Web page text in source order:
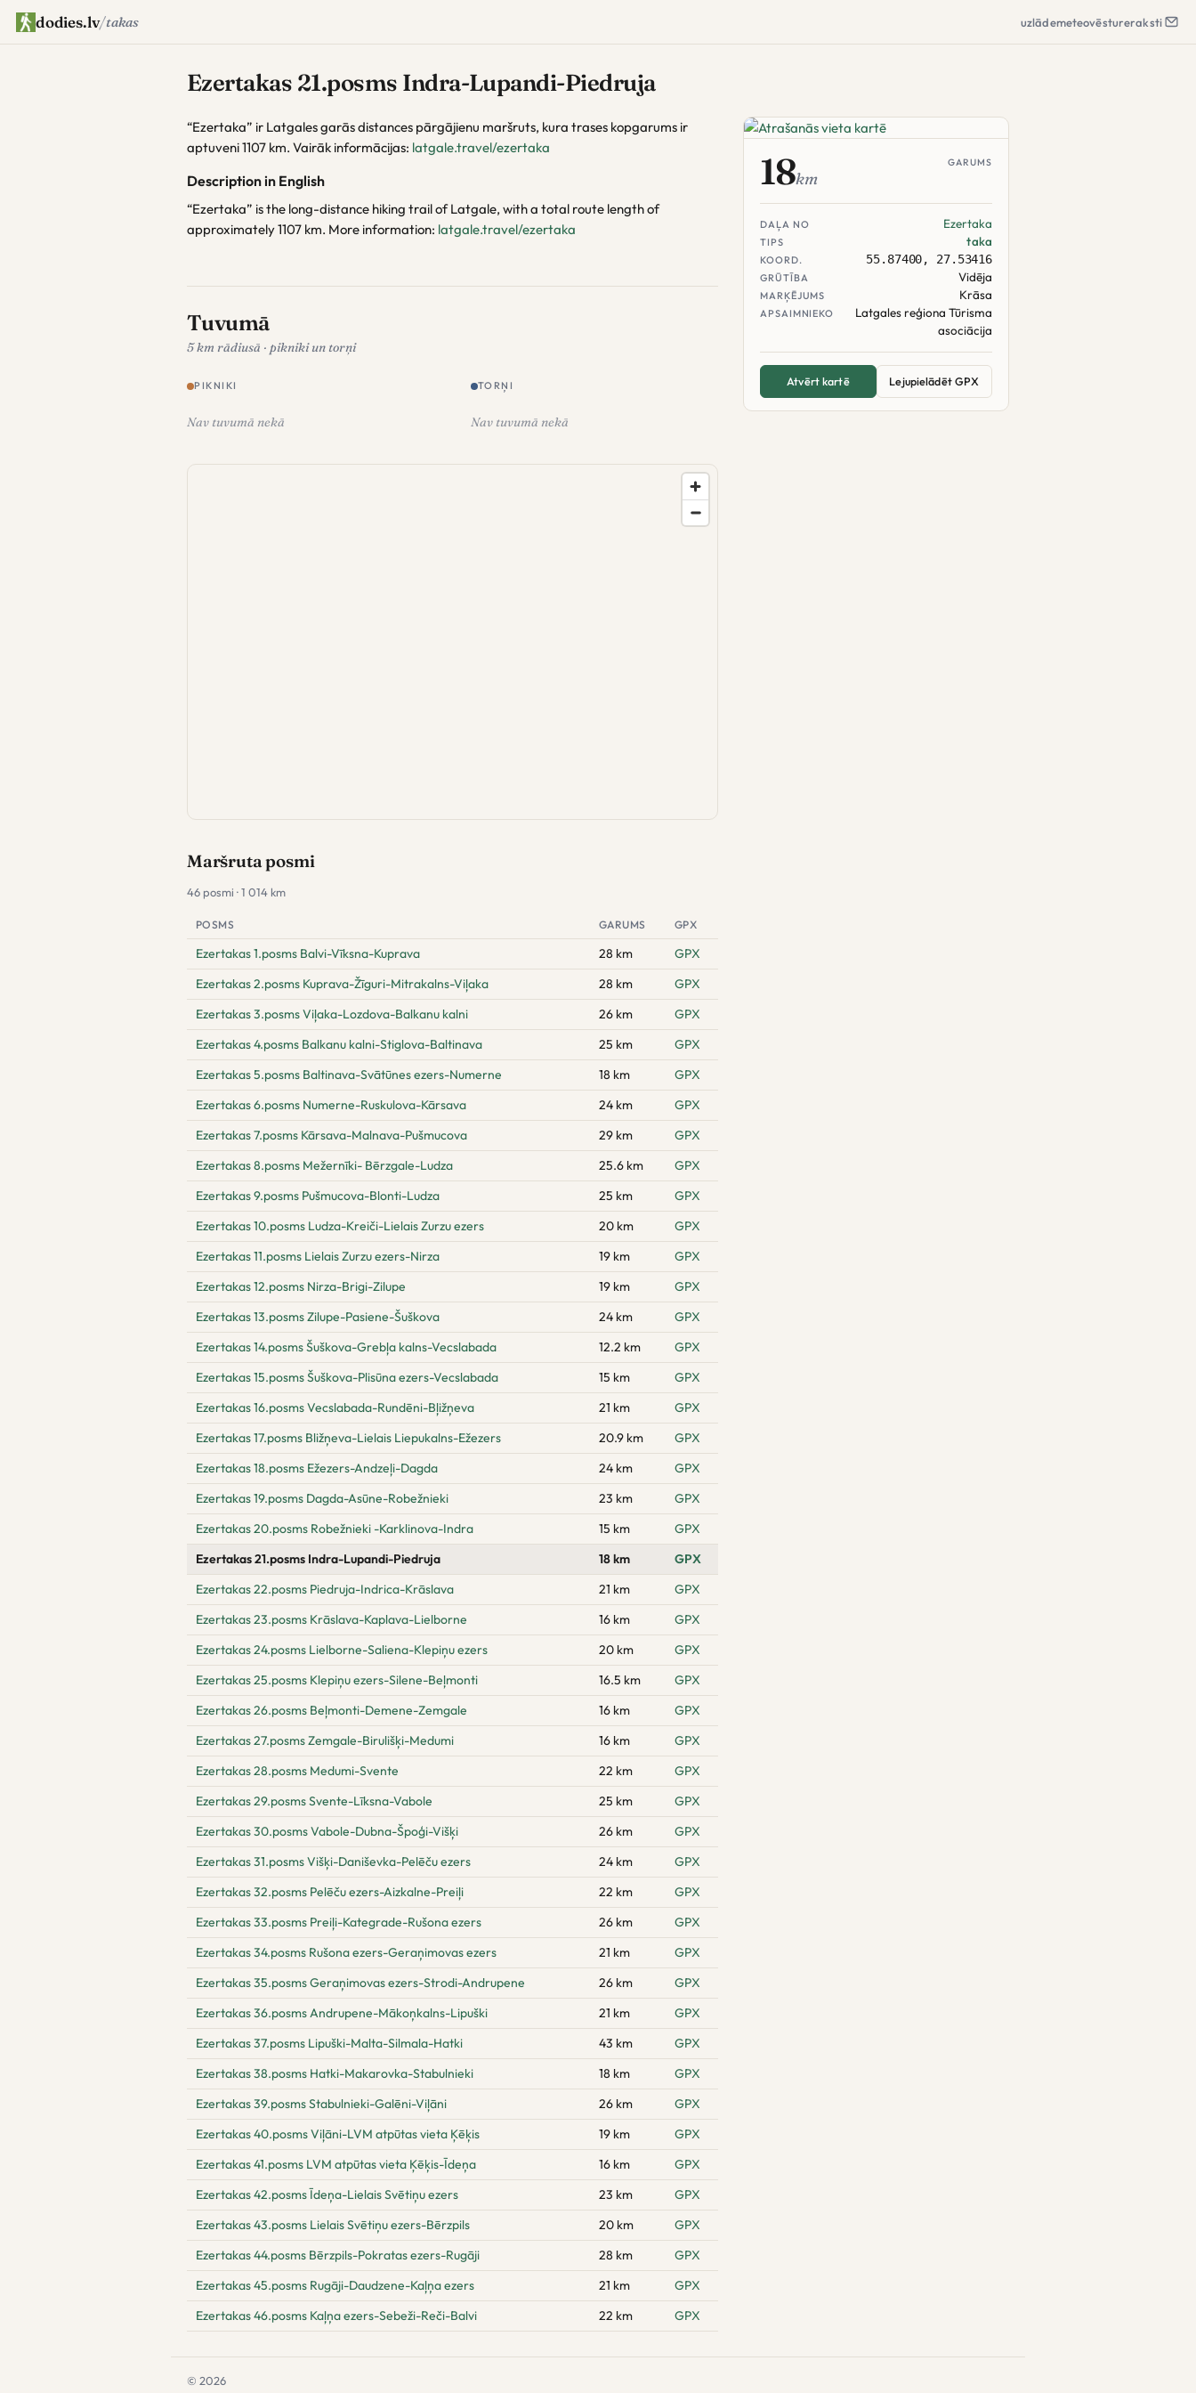
dodies.lv/takas uzlādemeteovēstureraksti
Ezertakas 21.posms Indra-Lupandi-Piedruja
“Ezertaka” ir Latgales garās distances pārgājienu maršruts, kura trases kopgarums ir
aptuveni 1107 km. Vairāk informācijas: latgale.travel/ezertaka
Description in English
“Ezertaka” is the long-distance hiking trail of Latgale, with a total route length of
approximately 1107 km. More information: latgale.travel/ezertaka
Tuvumā
5 km rādiusā · pikniki un torņi
PIKNIKI
Nav tuvumā nekā
TORŅI
Nav tuvumā nekā
Maršruta posmi
46 posmi · 1 014 km
POSMS GARUMS GPX
Ezertakas 1.posms Balvi-Vīksna-Kuprava 28 km
GPX
Ezertakas 2.posms Kuprava-Žīguri-Mitrakalns-Viļaka
28 km
GPX
Ezertakas 3.posms Viļaka-Lozdova-Balkanu kalni
26 km
GPX
Ezertakas 4.posms Balkanu kalni-Stiglova-Baltinava
25 km
GPX
Ezertakas 5.posms Baltinava-Svātūnes ezers-Numerne
18 km
GPX
Ezertakas 6.posms Numerne-Ruskulova-Kārsava
24 km
GPX
Ezertakas 7.posms Kārsava-Malnava-Pušmucova
29 km
GPX
Ezertakas 8.posms Mežernīki- Bērzgale-Ludza
25.6 km
GPX
Ezertakas 9.posms Pušmucova-Blonti-Ludza
25 km
GPX
Ezertakas 10.posms Ludza-Kreiči-Lielais Zurzu ezers
20 km
GPX
Ezertakas 11.posms Lielais Zurzu ezers-Nirza
19 km
GPX
Ezertakas 12.posms Nirza-Brigi-Zilupe
19 km
GPX
Ezertakas 13.posms Zilupe-Pasiene-Šuškova
24 km
GPX
Ezertakas 14.posms Šuškova-Grebļa kalns-Vecslabada
12.2 km
GPX
Ezertakas 15.posms Šuškova-Plisūna ezers-Vecslabada
15 km
GPX
Ezertakas 16.posms Vecslabada-Rundēni-Bļižņeva
21 km
GPX
Ezertakas 17.posms Bližņeva-Lielais Liepukalns-Ežezers
20.9 km
GPX
Ezertakas 18.posms Ežezers-Andzeļi-Dagda
24 km
GPX
Ezertakas 19.posms Dagda-Asūne-Robežnieki
23 km
GPX
Ezertakas 20.posms Robežnieki -Karklinova-Indra
15 km
GPX
Ezertakas 21.posms Indra-Lupandi-Piedruja
18 km
GPX
Ezertakas 22.posms Piedruja-Indrica-Krāslava
21 km
GPX
Ezertakas 23.posms Krāslava-Kaplava-Lielborne
16 km
GPX
Ezertakas 24.posms Lielborne-Saliena-Klepiņu ezers
20 km
GPX
Ezertakas 25.posms Klepiņu ezers-Silene-Beļmonti
16.5 km
GPX
Ezertakas 26.posms Beļmonti-Demene-Zemgale
16 km
GPX
Ezertakas 27.posms Zemgale-Birulišķi-Medumi
16 km
GPX
Ezertakas 28.posms Medumi-Svente
22 km
GPX
Ezertakas 29.posms Svente-Līksna-Vabole
25 km
GPX
Ezertakas 30.posms Vabole-Dubna-Špoģi-Višķi
26 km
GPX
Ezertakas 31.posms Višķi-Daniševka-Pelēču ezers
24 km
GPX
Ezertakas 32.posms Pelēču ezers-Aizkalne-Preiļi
22 km
GPX
Ezertakas 33.posms Preiļi-Kategrade-Rušona ezers
26 km
GPX
Ezertakas 34.posms Rušona ezers-Geraņimovas ezers
21 km
GPX
Ezertakas 35.posms Geraņimovas ezers-Strodi-Andrupene
26 km
GPX
Ezertakas 36.posms Andrupene-Mākoņkalns-Lipuški
21 km
GPX
Ezertakas 37.posms Lipuški-Malta-Silmala-Hatki
43 km
GPX
Ezertakas 38.posms Hatki-Makarovka-Stabulnieki
18 km
GPX
Ezertakas 39.posms Stabulnieki-Galēni-Viļāni
26 km
GPX
Ezertakas 40.posms Viļāni-LVM atpūtas vieta Ķēķis
19 km
GPX
Ezertakas 41.posms LVM atpūtas vieta Ķēķis-Īdeņa
16 km
GPX
Ezertakas 42.posms Īdeņa-Lielais Svētiņu ezers
23 km
GPX
Ezertakas 43.posms Lielais Svētiņu ezers-Bērzpils
20 km
GPX
Ezertakas 44.posms Bērzpils-Pokratas ezers-Rugāji
28 km
GPX
Ezertakas 45.posms Rugāji-Daudzene-Kaļņa ezers
21 km
GPX
Ezertakas 46.posms Kaļņa ezers-Sebeži-Reči-Balvi
22 km GPX
18km
GARUMS
DAĻA NO Ezertaka
TIPS taka
KOORD. 55.87400, 27.53416
GRŪTĪBA Vidēja
MARĶĒJUMS Krāsa
APSAIMNIEKO
Latgales reģiona Tūrisma
asociācija
Atvērt kartē Lejupielādēt GPX
© 2026